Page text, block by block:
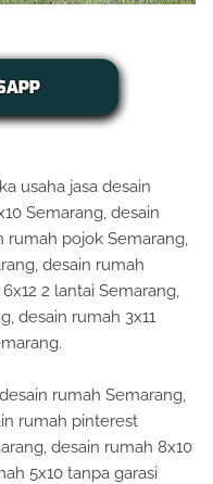
usaha jasa desain
Semarang, desain
rumah pojok Semarang,
desain rumah
2 lantai Semarang,
desain rumah 3x11
rumah Semarang,
rumah pinterest
desain rumah 8x10
5x10 tanpa garasi